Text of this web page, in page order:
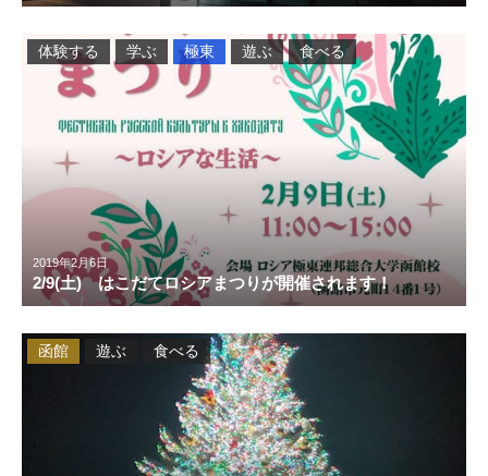
2019年2月6日
2/9(土) はこだてロシアまつりが開催されます！
体験する 学ぶ 極東 遊ぶ 食べる
函館 遊ぶ 食べる